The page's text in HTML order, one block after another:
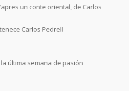
un conte oriental, de Carlos
Carlos Pedrell
última semana de pasión